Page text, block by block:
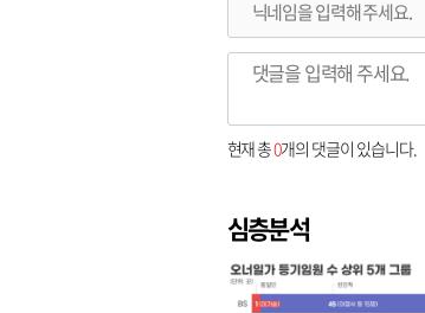
현재 총0개의 댓글이 있습니다.
심층분석